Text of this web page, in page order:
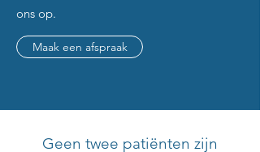
ons op.
Maak een afspraak
Geen twee patiënten zijn